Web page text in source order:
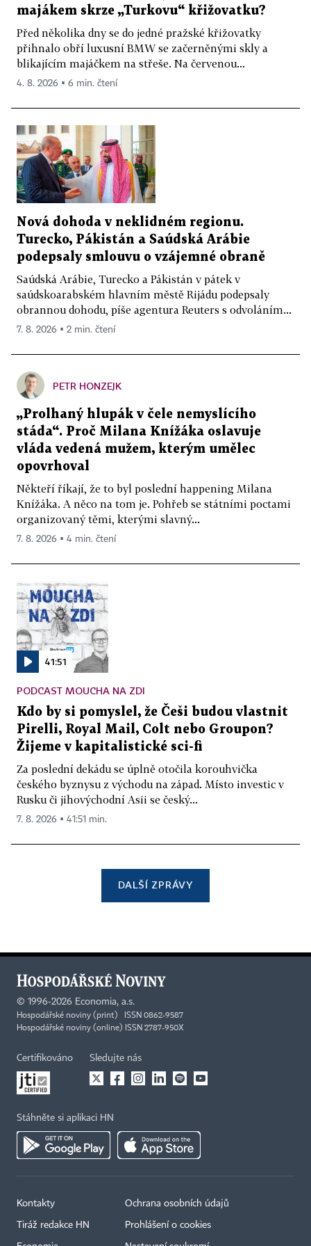
majákem skrze „Turkovu“ křižovatku?
Před několika dny se do jedné pražské křižovatky
přihnalo obří luxusní BMW se začerněnými skly a
blikajícím majáčkem na střeše. Na červenou...
4. 8. 2026 ▪ 6 min. čtení
Nová dohoda v neklidném regionu.
Turecko, Pákistán a Saúdská Arábie
podepsaly smlouvu o vzájemné obraně
Saúdská Arábie, Turecko a Pákistán v pátek v
saúdskoarabském hlavním městě Rijádu podepsaly
obrannou dohodu, píše agentura Reuters s odvoláním...
7. 8. 2026 ▪ 2 min. čtení
PETR HONZEJK
„Prolhaný hlupák v čele nemyslícího
stáda“. Proč Milana Knížáka oslavuje
vláda vedená mužem, kterým umělec
opovrhoval
Někteří říkají, že to byl poslední happening Milana
Knížáka. A něco na tom je. Pohřeb se státními poctami
organizovaný těmi, kterými slavný...
7. 8. 2026 ▪ 4 min. čtení
41:51
PODCAST MOUCHA NA ZDI
Kdo by si pomyslel, že Češi budou vlastnit
Pirelli, Royal Mail, Colt nebo Groupon?
Žijeme v kapitalistické sci-fi
Za poslední dekádu se úplně otočila korouhvička
českého byznysu z východu na západ. Místo investic v
Rusku či jihovýchodní Asii se český...
7. 8. 2026 ▪ 41:51 min.
DALŠÍ ZPRÁVY
© 1996-2026 Economia, a.s.
Hospodářské noviny (print) ISSN 0862-9587
Hospodářské noviny (online) ISSN 2787-950X
Certifikováno Sledujte nás
Stáhněte si aplikaci HN
Kontakty
Tiráž redakce HN
Ochrana osobních údajů
Prohlášení o cookies